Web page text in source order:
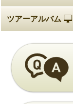
ツアーアルバム